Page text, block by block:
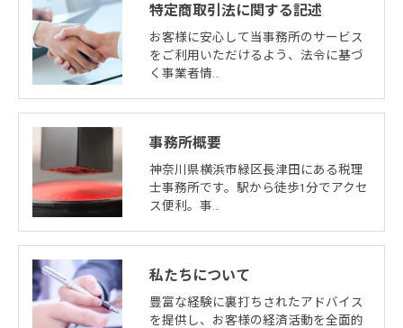
特定商取引法に関する記述
お客様に安心して当事務所のサービス
をご利用いただけるよう、法令に基づ
く事業者情…
事務所概要
神奈川県横浜市緑区長津田にある税理
士事務所です。駅から徒歩1分でアクセ
ス便利。事…
私たちについて
豊富な経験に裏打ちされたアドバイス
を提供し、お客様の経済活動を全面的